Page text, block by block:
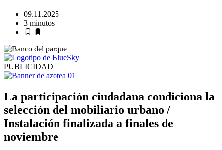
09.11.2025
3 minutos
PUBLICIDAD
La participación ciudadana condiciona la
selección del mobiliario urbano /
Instalación finalizada a finales de
noviembre